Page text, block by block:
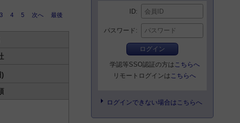
3 4 5 次へ 最後 ID
パスワード
ログイン
学認等SSO認証の方は こちらへ
リモートログインは こちらへ
ログインできない場合はこちらへ